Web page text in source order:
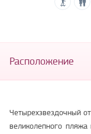
Расположение
Четырехзвездочный
великолепного